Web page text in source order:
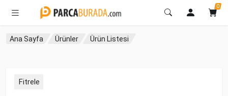
0
Ana Sayfa Ürünler Ürün Listesi
Fitrele